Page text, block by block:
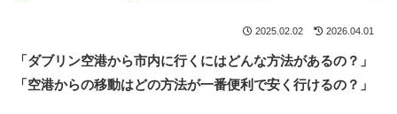
2025.02.02 2026.04.01
「ダブリン空港から市内に行くにはどんな方法があるの？」
「空港からの移動はどの方法が一番便利で安く行けるの？」